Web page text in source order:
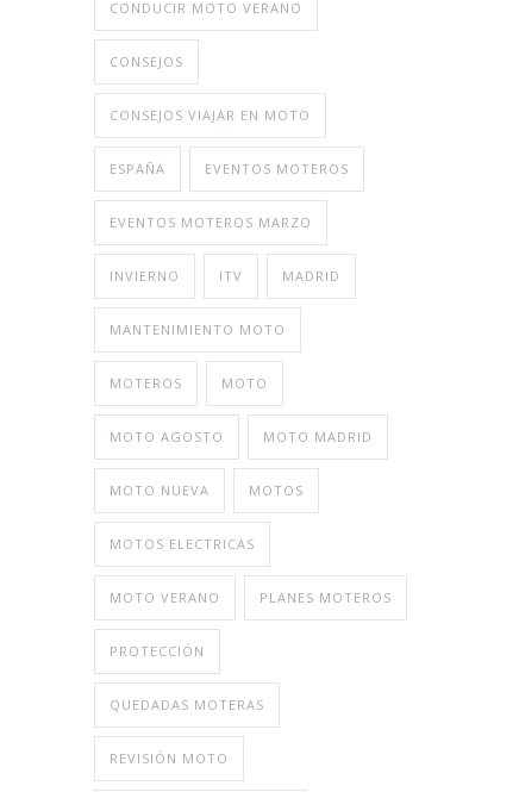
CONDUCIR MOTO VERANO
CONSEJOS
CONSEJOS VIAJAR EN MOTO
ESPAÑA EVENTOS MOTEROS
EVENTOS MOTEROS MARZO
INVIERNO ITV MADRID
MANTENIMIENTO MOTO
MOTEROS MOTO
MOTO AGOSTO MOTO MADRID
MOTO NUEVA MOTOS
MOTOS ELECTRICAS
MOTO VERANO PLANES MOTEROS
PROTECCIÓN
QUEDADAS MOTERAS
REVISIÓN MOTO